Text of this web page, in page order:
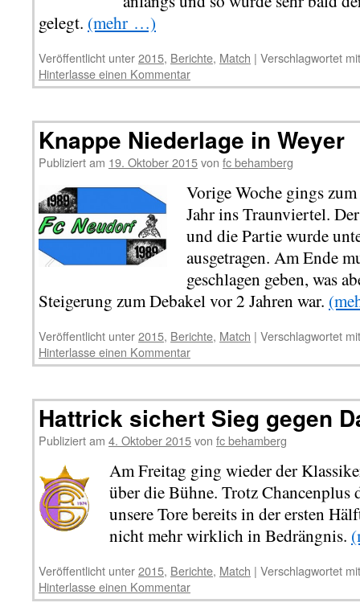
gelegt. (mehr …)
Veröffentlicht unter2015, Berichte, Match | Verschlagwortet mit
Hinterlasse einen Kommentar
Knappe Niederlage in Weyer
Publiziert am 19. Oktober 2015von fc behamberg
Vorige Woche gings
Jahr ins Traunviertel.
und die Partie wurde
ausgetragen. Am Ende
geschlagen geben, was
Steigerung zum Debakel vor 2 Jahren war.
Veröffentlicht unter2015, Berichte, Match | Verschlagwortet mit
Hinterlasse einen Kommentar
Hattrick sichert Sieg gegen
Publiziert am 4. Oktober 2015von fc behamberg
Am Freitag ging wieder der
über die Bühne. Trotz Chancenplus
unsere Tore bereits in der ersten
nicht mehr wirklich in Bedrängnis.
Veröffentlicht unter2015, Berichte, Match | Verschlagwortet mit
Hinterlasse einen Kommentar